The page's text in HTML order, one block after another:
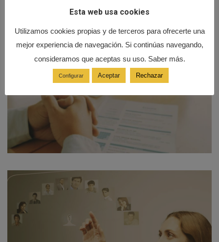
Esta web usa cookies
Utilizamos cookies propias y de terceros para ofrecerte una
mejor experiencia de navegación. Si continúas navegando,
consideramos que aceptas su uso. Saber más.
Configurar Aceptar Rechazar